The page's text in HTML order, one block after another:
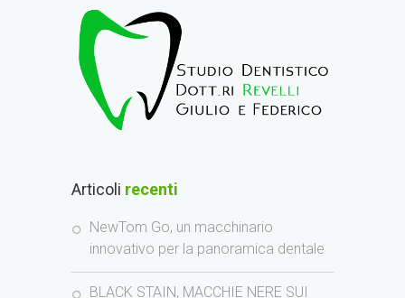
Articoli recenti
NewTom Go, un macchinario
innovativo per la panoramica dentale
BLACK STAIN, MACCHIE NERE SUI